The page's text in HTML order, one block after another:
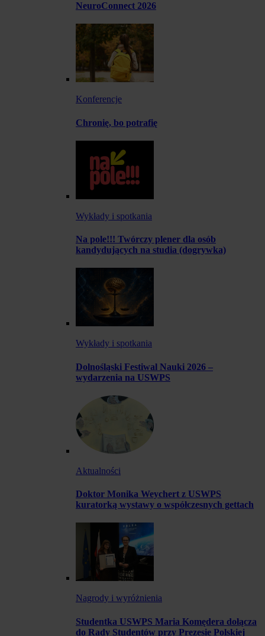
NeuroConnect 2026
Konferencje
Chronię, bo potrafię
Wykłady i spotkania
Na pole!!! Twórczy plener dla osób
kandydujących na studia (dogrywka)
Wykłady i spotkania
Dolnośląski Festiwal Nauki 2026 –
wydarzenia na USWPS
Aktualności
Doktor Monika Weychert z USWPS
kuratorką wystawy o współczesnych gettach
Nagrody i wyróżnienia
Studentka USWPS Maria Komędera dołącza
do Rady Studentów przy Prezesie Polskiej